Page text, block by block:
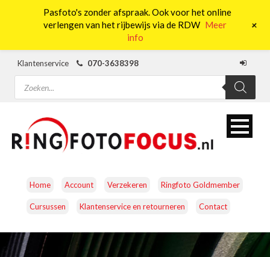
Klantenservice
070-3638398
Producten
zoeken
Home Account Verzekeren Ringfoto Goldmember
Cursussen Klantenservice en retourneren Contact
CAMERA’S OBJECTIEVEN ACCESSOIRES
Pasfoto's zonder afspraak. Ook voor het online
verlengen van het rijbewijs via de RDW Meer
info
+